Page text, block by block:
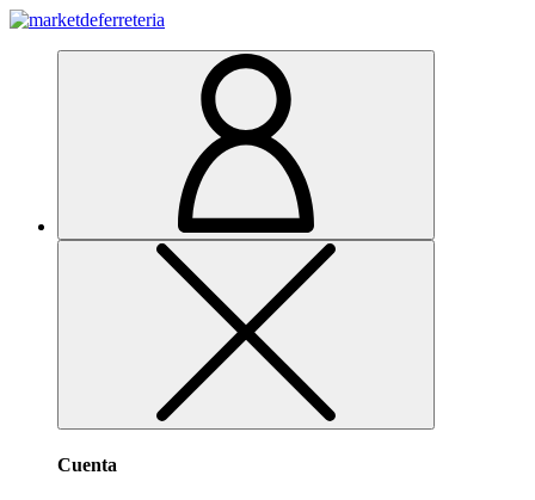
Cuenta